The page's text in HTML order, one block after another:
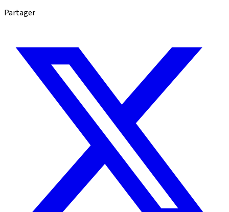
Partager